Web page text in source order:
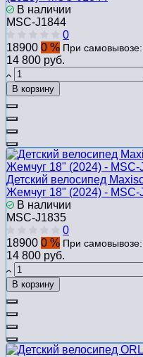
В наличии
MSC-J1844
0
18900 0 % При самовывозе:
14 800 руб.
В корзину
Детский велосипед
Жемчуг 18" (2024) - MSC-
В наличии
MSC-J1835
0
18900 0 % При самовывозе:
14 800 руб.
В корзину